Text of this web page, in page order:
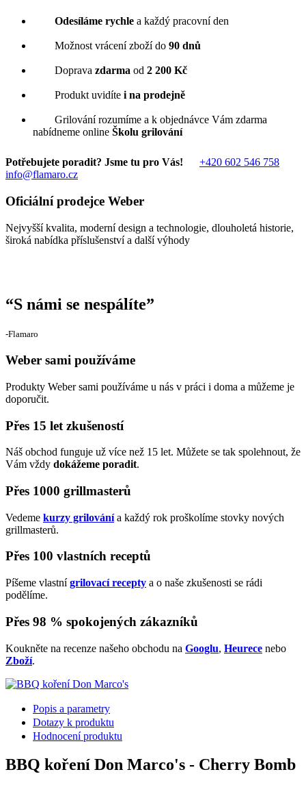
Odesíláme rychle a každý pracovní den
Možnost vrácení zboží do 90 dnů
Doprava zdarma od 2 200 Kč
Produkt uvidíte i na prodejně
Grilování rozumíme a k objednávce Vám zdarma
nabídneme online Školu grilování
Potřebujete poradit? Jsme tu pro Vás!
+420 602 546 758
info@flamaro.cz
Oficiální prodejce Weber
Nejvyšší kvalita, moderní design a technologie, dlouholetá historie,
široká nabídka příslušenství a další výhody
“S námi se nespálíte”
‐Flamaro
Weber sami používáme
Produkty Weber sami používáme u nás v práci i doma a můžeme je
doporučit.
Přes 15 let zkušeností
Náš obchod funguje už více než 15 let. Můžete se tak spolehnout, že
Vám vždy dokážeme poradit.
Přes 1000 grillmasterů
Vedeme kurzy grilovánía každý rok proškolíme stovky nových
grillmasterů.
Přes 100 vlastních receptů
Píšeme vlastnígrilovací recepty a o naše zkušenosti se rádi
podělíme.
Přes 98 % spokojených zákazníků
Koukněte na recenze našeho obchodu na Googlu, Heurece nebo
Zboží.
Popis a parametry
Dotazy k produktu
Hodnocení produktu
BBQ koření Don Marco's - Cherry Bomb